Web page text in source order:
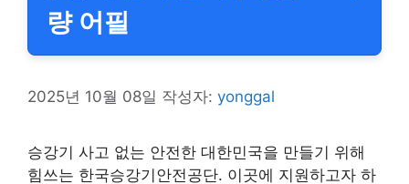
량 어필
2025년 10월 08일 작성자: yonggal
승강기 사고 없는 안전한 대한민국을 만들기 위해
힘쓰는 한국승강기안전공단. 이곳에 지원하고자 하